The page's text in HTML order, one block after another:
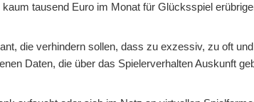
tausend Euro im Monat für Glücksspiel
die verhindern sollen, dass zu exzessiv, zu oft und
Daten, die über das Spielerverhalten Auskunft